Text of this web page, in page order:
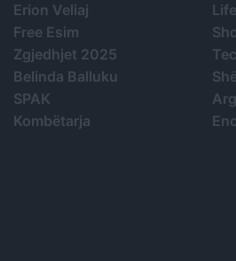
Erion Veliaj
Free Esim
Zgjedhjet 2025
Belinda Balluku
SPAK
Kombëtarja